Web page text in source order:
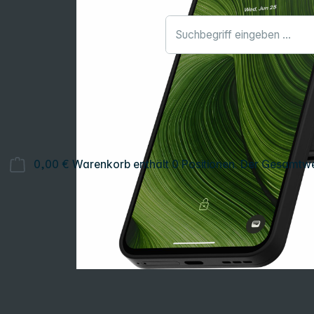
0,00 € Warenkorb enthält 0 Positionen. Der